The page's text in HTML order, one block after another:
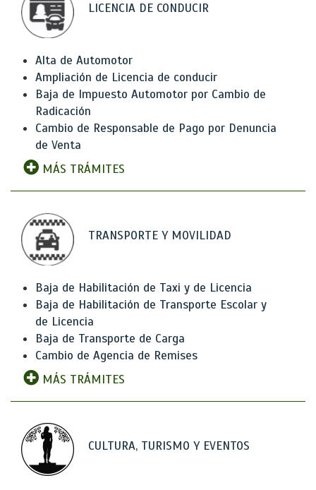
LICENCIA DE CONDUCIR
Alta de Automotor
Ampliación de Licencia de conducir
Baja de Impuesto Automotor por Cambio de
Radicación
Cambio de Responsable de Pago por Denuncia
de Venta
MÁS TRÁMITES
TRANSPORTE Y MOVILIDAD
Baja de Habilitación de Taxi y de Licencia
Baja de Habilitación de Transporte Escolar y
de Licencia
Baja de Transporte de Carga
Cambio de Agencia de Remises
MÁS TRÁMITES
CULTURA, TURISMO Y EVENTOS